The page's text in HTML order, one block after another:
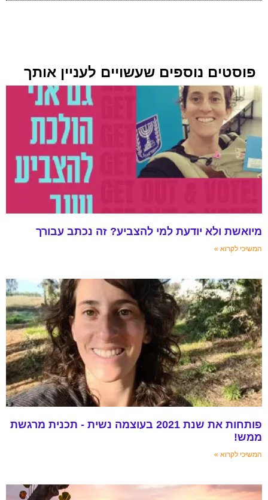
פוסטים נוספים שעשויים לעניין אותך
מיואשת ולא יודעת למי להצביע? זה נכתב עבורך
המשיכי לקרוא »
פותחות את שנת 2021 בעוצמה נשית - תכנית מרגשת
ממש!
המשיכי לקרוא »